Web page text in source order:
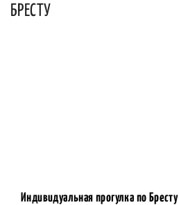
БРЕСТУ
Индивидуальная прогулка по Бресту